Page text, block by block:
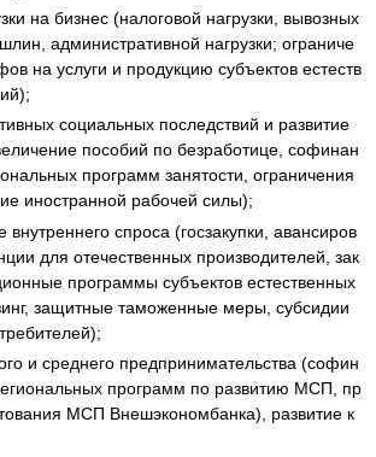
на бизнес (налоговой нагрузки, вывозных
административной нагрузки; ограниче
на услуги и продукцию субъектов естеств
социальных последствий и развитие
пособий по безработице, софинан
программ занятости, ограничения
иностранной рабочей силы);
внутреннего спроса (госзакупки, авансиров
для отечественных производителей, зак
программы субъектов естественных
защитные таможенные меры, субсидии
и среднего предпринимательства (софин
программ по развитию МСП, пр
МСП Внешэкономбанка), развитие к